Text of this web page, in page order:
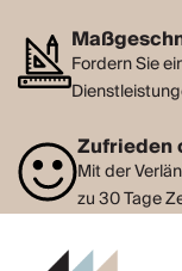
Fordern Sie
Zufrieden
Mit der
zu 30 Tage